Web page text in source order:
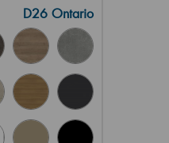
D26 Ontario